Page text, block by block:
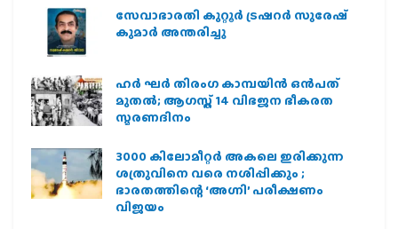
സേവാഭാരതി കുറ്റൂർ ട്രഷറർ സുരേഷ്
കുമാർ അന്തരിച്ചു
ഹര്‍ ഘര്‍ തിരംഗ കാമ്പയിന്‍ ഒന്‍പത്
മുതല്‍; ആഗസ്ത് 14 വിഭജന ഭീകരത
സ്മരണദിനം
3000 കിലോമീറ്റർ അകലെ ഇരിക്കുന്ന
ശത്രുവിനെ വരെ നശിപ്പിക്കും ;
ഭാരതത്തിന്റെ ‘അഗ്നി’ പരീക്ഷണം
വിജയം